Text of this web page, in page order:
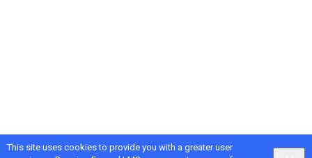
This site uses cookies to provide you with a greater user